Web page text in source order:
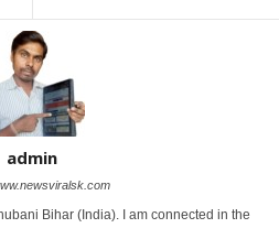
admin
Bihar (India). I am connected in the